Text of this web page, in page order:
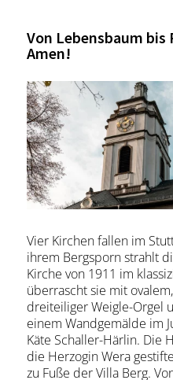
Von Lebensbaum bis
Amen!
Vier Kirchen fallen im
ihrem Bergsporn strahlt
Kirche von 1911 im
überrascht sie mit
dreiteiliger Weigle-Orgel
einem Wandgemälde im
Käte Schaller-Härlin. Die
die Herzogin Wera
zu Fuße der Villa Berg.